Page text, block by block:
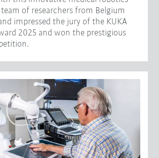
of researchers from Belgium
impressed the jury of the KUKA
2025 and won the prestigious